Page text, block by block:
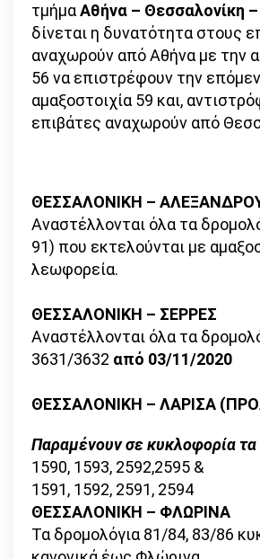
τμήμαΑθήνα – Θεσσαλονίκη
δίνεται η δυνατότητα στους
αναχωρούν από Αθήνα με την
56 να επιστρέφουν την
αμαξοστοιχία 59 και,
επιβάτες αναχωρούν από
ΘΕΣΣΑΛΟΝΙΚΗ –
Αναστέλλονται όλα τα
91) που εκτελούνται με
λεωφορεία.
ΘΕΣΣΑΛΟΝΙΚΗ – ΣΕΡΡΕΣ
Αναστέλλονται όλα τα
3631/3632 από 03/11/2020
ΘΕΣΣΑΛΟΝΙΚΗ – ΛΑΡΙΣΑ
Παραμένουν σε κυκλοφορία τα
1590, 1593, 2592,2595 &
1591, 1592, 2591, 2594
ΘΕΣΣΑΛΟΝΙΚΗ – ΦΛΩΡΙΝΑ
Τα δρομολόγια 81/84, 83/86